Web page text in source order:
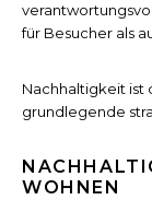
für Besucher als
Nachhaltigkeit ist
grundlegende
WOHNEN